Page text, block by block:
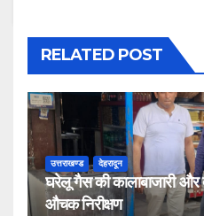
RELATED POST
उत्तराखण्ड देहरादून
घरेलू गैस की कालाबाजारी और
औचक निरीक्षण